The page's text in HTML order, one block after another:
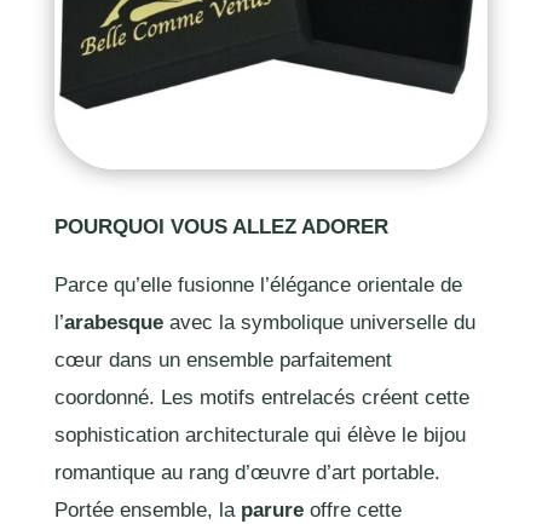
POURQUOI VOUS ALLEZ ADORER
Parce qu’elle fusionne l’élégance orientale de
l’arabesqueavec la symbolique universelle du
cœur dans un ensemble parfaitement
coordonné. Les motifs entrelacés créent cette
sophistication architecturale qui élève le bijou
romantique au rang d’œuvre d’art portable.
Portée ensemble, la parureoffre cette